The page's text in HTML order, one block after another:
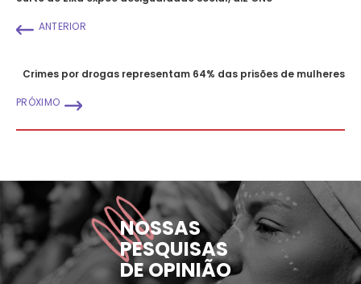
ANTERIOR
Crimes por drogas representam 64% das prisões de mulheres
PRÓXIMO
NOSSAS
PESQUISAS
DE OPINIÃO